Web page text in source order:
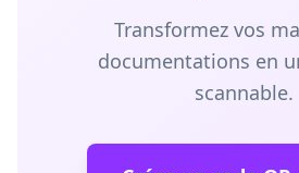
Transformez vos
documentations en
scannable.